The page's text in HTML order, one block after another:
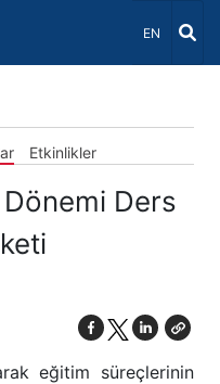
Dil Seçiniz
EN
Etkinlikler
Ders
eğitim süreçlerinin